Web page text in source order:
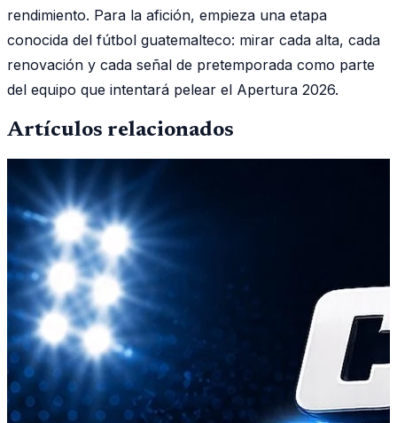
rendimiento. Para la afición, empieza una etapa
conocida del fútbol guatemalteco: mirar cada alta, cada
renovación y cada señal de pretemporada como parte
del equipo que intentará pelear el Apertura 2026.
Artículos relacionados